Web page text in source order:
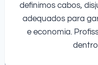
definimos cabos,
adequados para
e economia.